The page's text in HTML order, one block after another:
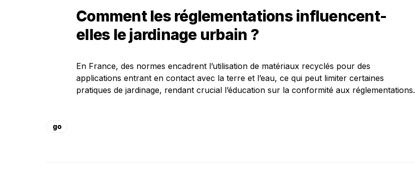
Comment les réglementations influencent-
elles le jardinage urbain ?
En France, des normes encadrent l’utilisation de matériaux recyclés pour des
applications entrant en contact avec la terre et l’eau, ce qui peut limiter certaines
pratiques de jardinage, rendant crucial l’éducation sur la conformité aux réglementations.
go